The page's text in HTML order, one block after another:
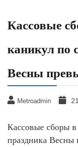
Кассовые
каникул по
Весны
Metroadmin
Кассовые сборы
праздника